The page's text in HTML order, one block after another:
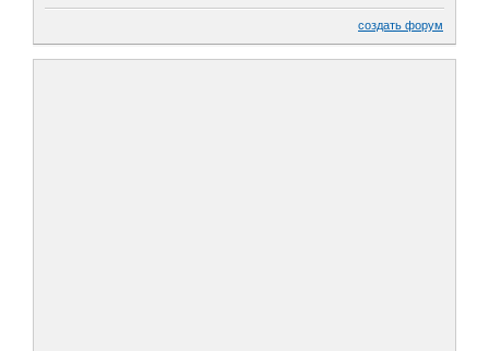
создать форум